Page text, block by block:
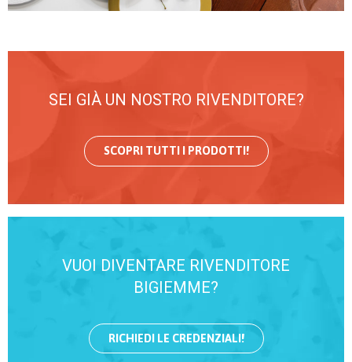
SEI GIÀ UN NOSTRO RIVENDITORE?
SCOPRI TUTTI I PRODOTTI!
VUOI DIVENTARE RIVENDITORE
BIGIEMME?
RICHIEDI LE CREDENZIALI!